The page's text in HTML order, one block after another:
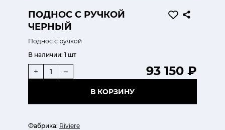
ПОДНОС С РУЧКОЙ
ЧЕРНЫЙ
Поднос с ручкой
Фабрика: Riviere
В наличии: 1 шт
93 150 ₽
+ –
В КОРЗИНУ